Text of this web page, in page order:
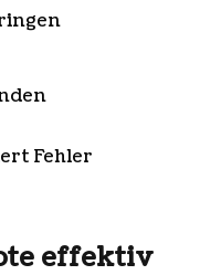
Fehler
effektiv